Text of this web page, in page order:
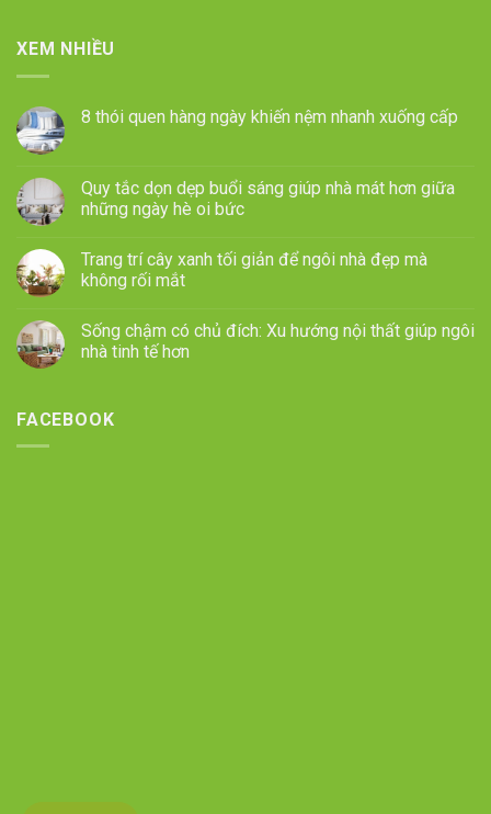
XEM NHIỀU
8 thói quen hàng ngày khiến nệm nhanh xuống cấp
Quy tắc dọn dẹp buổi sáng giúp nhà mát hơn giữa
những ngày hè oi bức
Trang trí cây xanh tối giản để ngôi nhà đẹp mà
không rối mắt
Sống chậm có chủ đích: Xu hướng nội thất giúp ngôi
nhà tinh tế hơn
FACEBOOK